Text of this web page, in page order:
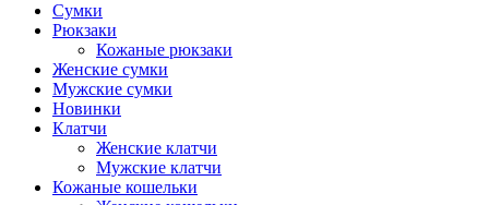
Сумки
Рюкзаки
Кожаные рюкзаки
Женские сумки
Мужские сумки
Новинки
Клатчи
Женские клатчи
Мужские клатчи
Кожаные кошельки